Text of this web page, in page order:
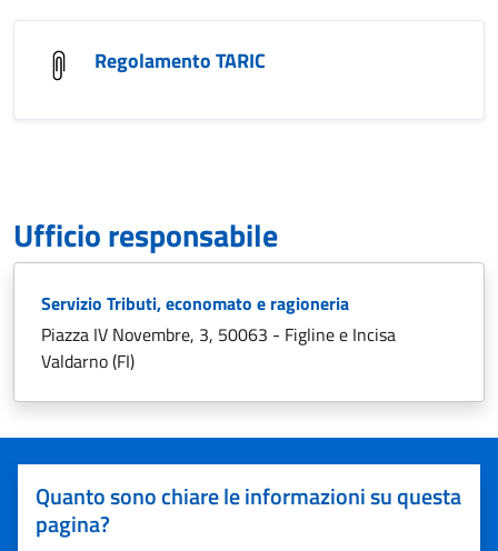
Regolamento TARIC
Ufficio responsabile
Servizio Tributi, economato e ragioneria
Piazza IV Novembre, 3, 50063 - Figline e Incisa
Valdarno (FI)
Quanto sono chiare le informazioni su questa
pagina?